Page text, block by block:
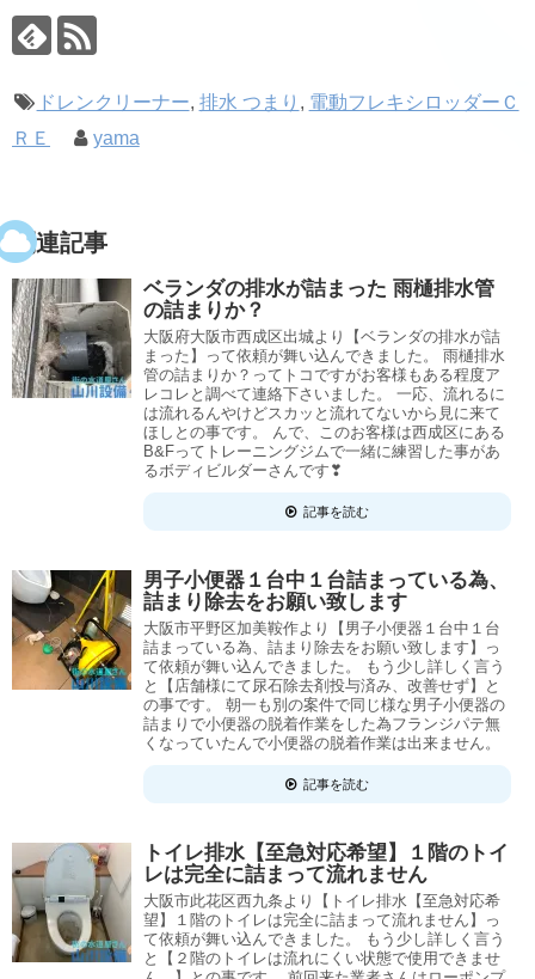
ドレンクリーナー, 排水 つまり , 電動フレキシロッダーＣ
ＲＥ
yama
関連記事
ベランダの排水が詰まった 雨樋排水管
の詰まりか？
大阪府大阪市西成区出城より【ベランダの排水が詰
まった】って依頼が舞い込んできました。 雨樋排水
管の詰まりか？ってトコですがお客様もある程度ア
レコレと調べて連絡下さいました。 一応、流れるに
は流れるんやけどスカッと流れてないから見に来て
ほしとの事です。 んで、このお客様は西成区にある
B&Fってトレーニングジムで一緒に練習した事があ
るボディビルダーさんです❣
記事を読む
男子小便器１台中１台詰まっている為、
詰まり除去をお願い致します
大阪市平野区加美鞍作より【男子小便器１台中１台
詰まっている為、詰まり除去をお願い致します】っ
て依頼が舞い込んできました。 もう少し詳しく言う
と【店舗様にて尿石除去剤投与済み、改善せず】と
の事です。 朝一も別の案件で同じ様な男子小便器の
詰まりで小便器の脱着作業をした為フランジパテ無
くなっていたんで小便器の脱着作業は出来ません。
記事を読む
トイレ排水【至急対応希望】１階のトイ
レは完全に詰まって流れません
大阪市此花区西九条より【トイレ排水【至急対応希
望】１階のトイレは完全に詰まって流れません】っ
て依頼が舞い込んできました。 もう少し詳しく言う
と【２階のトイレは流れにくい状態で使用できませ